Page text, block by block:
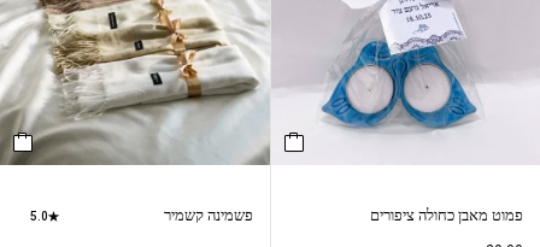
פמוט מאבן כחולה ציפורים פשמינה קשמיר 5.0